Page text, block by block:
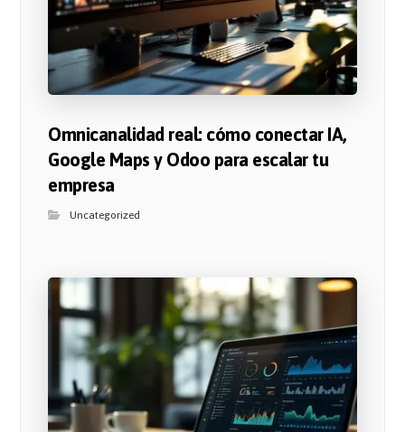
Omnicanalidad real: cómo conectar IA,
Google Maps y Odoo para escalar tu
empresa
Uncategorized